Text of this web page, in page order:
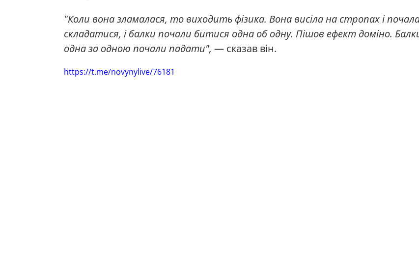
"Коли вона зламалася, то виходить фізика. Вона висіла на стропах і
складатися, і балки почали битися одна об одну. Пішов ефект доміно.
одна за одною почали падати", — сказав він.
https://t.me/novynylive/76181